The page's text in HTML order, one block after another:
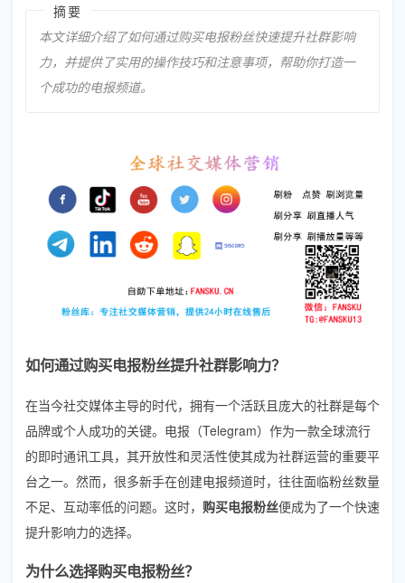
摘要
本文详细介绍了如何通过购买电报粉丝快速提升社群影响
力，并提供了实用的操作技巧和注意事项，帮助你打造一
个成功的电报频道。
如何通过购买电报粉丝提升社群影响力？
在当今社交媒体主导的时代，拥有一个活跃且庞大的社群是每个
品牌或个人成功的关键。电报（Telegram）作为一款全球流行
的即时通讯工具，其开放性和灵活性使其成为社群运营的重要平
台之一。然而，很多新手在创建电报频道时，往往面临粉丝数量
不足、互动率低的问题。这时， 购买电报粉丝便成为了一个快速
提升影响力的选择。
为什么选择购买电报粉丝？